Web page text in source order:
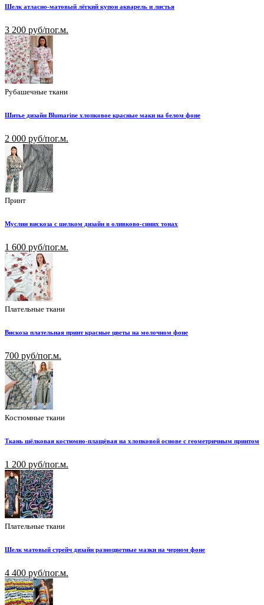
Шелк атласно-матовый лёгкий купон акварель и листья
3 200 руб/пог.м.
Рубашечные ткани
Шитье дизайн Blumarine хлопковое красные маки на белом фоне
2 000 руб/пог.м.
Принт
Муслин вискоза с шелком дизайн в оливково-синих тонах
1 600 руб/пог.м.
Плательные ткани
Вискоза плательная принт красные цветы на молочном фоне
700 руб/пог.м.
Костюмные ткани
Ткань шёлковая костюмно-плащёвая на хлопковой основе с геометричным принтом
1 200 руб/пог.м.
Плательные ткани
Шелк матовый стрейч дизайн разноцветные мазки на черном фоне
4 400 руб/пог.м.